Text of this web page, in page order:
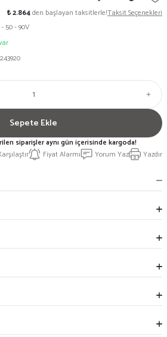
₺ 2.864den başlayan taksitlerle!Taksit Seçenekleri
- 50 - 90V
Sepete Ekle
Fiyat Alarmı Yorum Yaz Yazdır
siparişler aynı gün içerisinde kargoda!